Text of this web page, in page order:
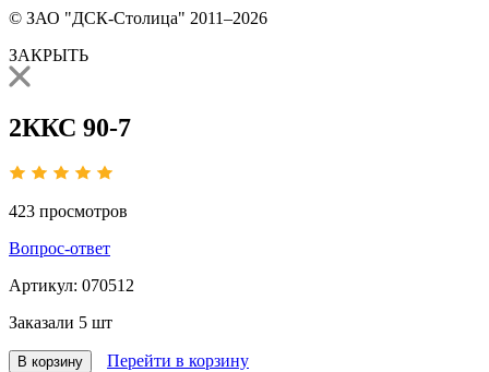
© ЗАО "ДСК-Столица" 2011–2026
ЗАКРЫТЬ
2ККС 90-7
423 просмотров
Вопрос-ответ
Артикул: 070512
Заказали 5 шт
В корзину Перейти в корзину